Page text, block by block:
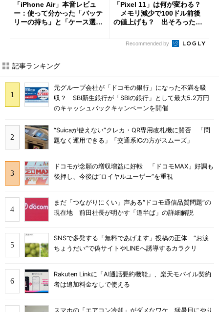
「iPhone Air」本音レビュ
ー：使って分かった「バッテ
リーの持ち」と「ケース選
「Pixel 11」は何が変わる？
メモリ減少で100ドル前後
の値上げも？ 出そろったう
Recommended by
記事ランキング
元グループ会社が「ドコモの銀行」になった不満を吸
収？ SBI新生銀行が「SBIの銀行」として最大5.2万円
のキャッシュバックキャンペーンを開催
“Suicaが使えない”クレカ・QR専用改札機に賛否 「問
題なく運用できる」「交通系ICの方がスムーズ」
ドコモが念願の増収増益に好転 「ドコモMAX」好調も
後押し、今後は“ロイヤルユーザー”を重視
まだ「つながりにくい」声ある“ドコモ通信品質問題”の
現在地 前田社長が明かす「道半ば」の詳細解説
SNSで多発する「無料であげます」投稿の正体 “お涙
ちょうだい”で偽サイトやLINEへ誘導するカラクリ
Rakuten Linkに「AI通話要約機能」、楽天モバイル契約
者は追加料金なしで使える
スマホの「エアコン冷却」がダメなワケ 猛暑日にやり